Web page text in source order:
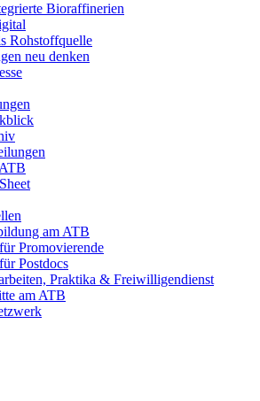
Bioraffinerien
Rohstoffquelle
neu denken
am ATB
Promovierende
Postdocs
Praktika & Freiwilligendienst
am ATB